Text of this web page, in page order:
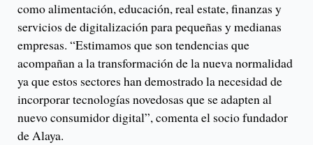
como alimentación, educación, real estate, finanzas y
servicios de digitalización para pequeñas y medianas
empresas. “Estimamos que son tendencias que
acompañan a la transformación de la nueva normalidad
ya que estos sectores han demostrado la necesidad de
incorporar tecnologías novedosas que se adapten al
nuevo consumidor digital”, comenta el socio fundador
de Alaya.